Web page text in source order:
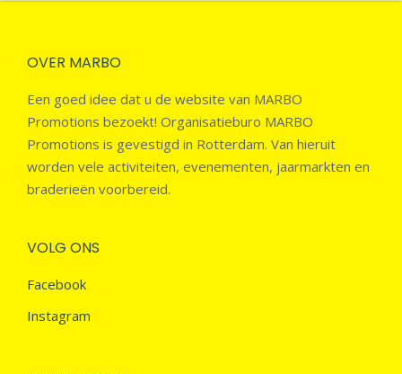
OVER MARBO
Een goed idee dat u de website van MARBO
Promotions bezoekt! Organisatieburo MARBO
Promotions is gevestigd in Rotterdam. Van hieruit
worden vele activiteiten, evenementen, jaarmarkten en
braderieën voorbereid.
VOLG ONS
Facebook
Instagram